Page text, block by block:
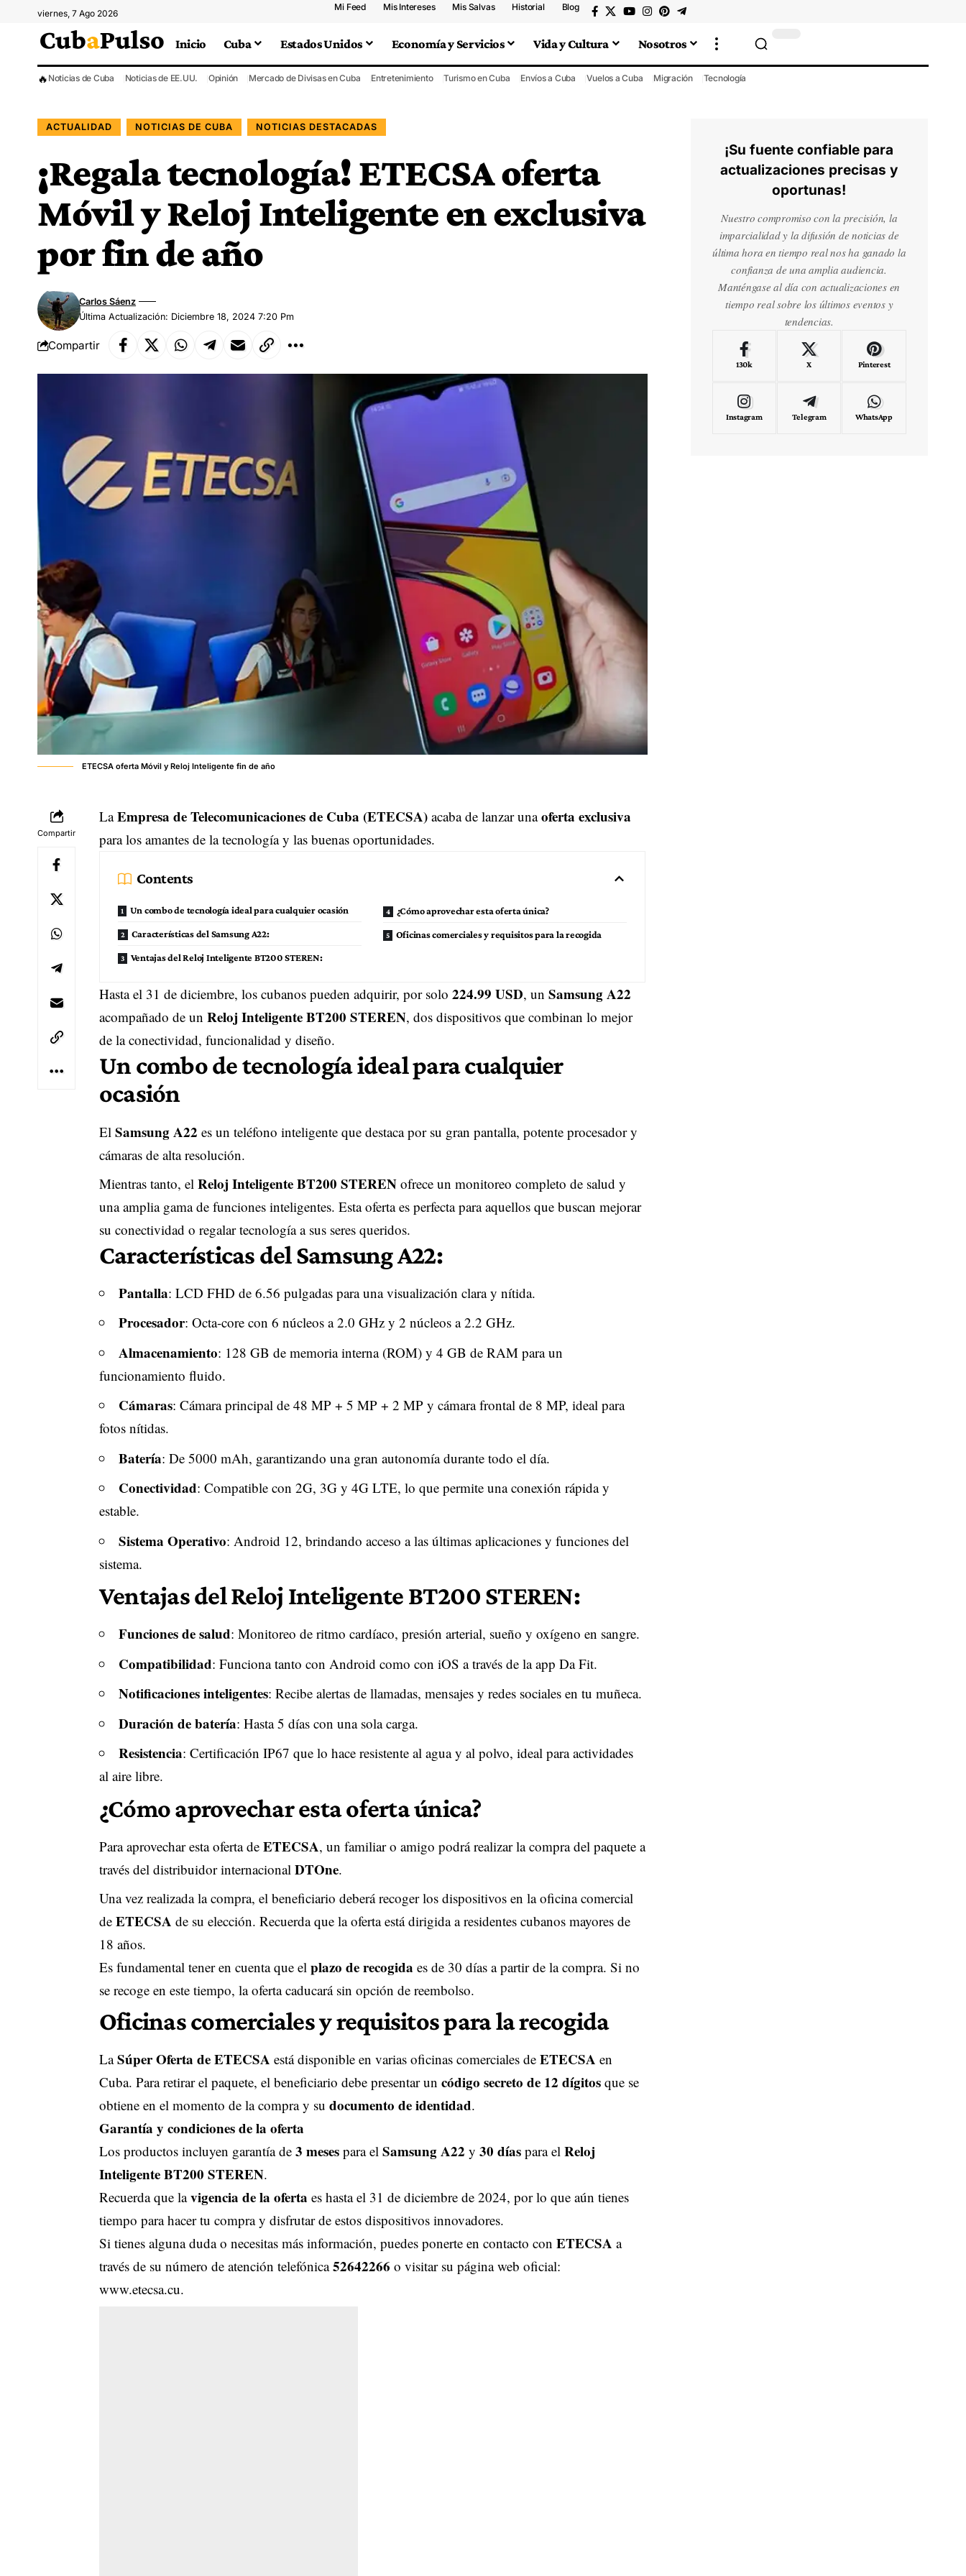
viernes, 7 Ago 2026
Mi Feed Mis Intereses Mis Salvas Historial Blog
Inicio Cuba Estados Unidos Economía y Servicios Vida y Cultura Nosotros
🔥 Noticias de Cuba Noticias de EE.UU. Opinión Mercado de Divisas en Cuba Entretenimiento Turismo en Cuba Envíos a Cuba Vuelos a Cuba Migración Tecnología
ACTUALIDAD NOTICIAS DE CUBA NOTICIAS DESTACADAS
¡Regala tecnología! ETECSA oferta
Móvil y Reloj Inteligente en exclusiva
por fin de año
Última Actualización: Diciembre 18, 2024 7:20 Pm
Carlos Sáenz
Compartir
ETECSA oferta Móvil y Reloj Inteligente fin de año
Compartir
LaEmpresa de Telecomunicaciones de Cuba (ETECSA)acaba de lanzar unaoferta exclusiva
para los amantes de la tecnología y las buenas oportunidades.
Contents
Un combo de tecnología ideal para cualquier ocasión
Características del Samsung A22:
Ventajas del Reloj Inteligente BT200 STEREN:
¿Cómo aprovechar esta oferta única?
Oficinas comerciales y requisitos para la recogida
Hasta el 31 de diciembre, los cubanos pueden adquirir, por solo 224.99 USD, un Samsung A22
acompañado de un Reloj Inteligente BT200 STEREN, dos dispositivos que combinan lo mejor
de la conectividad, funcionalidad y diseño.
Un combo de tecnología ideal para cualquier
ocasión
El Samsung A22 es un teléfono inteligente que destaca por su gran pantalla, potente procesador y
cámaras de alta resolución.
Mientras tanto, el Reloj Inteligente BT200 STERENofrece un monitoreo completo de salud y
una amplia gama de funciones inteligentes. Esta oferta es perfecta para aquellos que buscan mejorar
su conectividad o regalar tecnología a sus seres queridos.
Características del Samsung A22:
Pantalla: LCD FHD de 6.56 pulgadas para una visualización clara y nítida.
Procesador: Octa-core con 6 núcleos a 2.0 GHz y 2 núcleos a 2.2 GHz.
Almacenamiento: 128 GB de memoria interna (ROM) y 4 GB de RAM para un
funcionamiento fluido.
Cámaras: Cámara principal de 48 MP + 5 MP + 2 MP y cámara frontal de 8 MP, ideal para
fotos nítidas.
Batería: De 5000 mAh, garantizando una gran autonomía durante todo el día.
Conectividad: Compatible con 2G, 3G y 4G LTE, lo que permite una conexión rápida y
estable.
Sistema Operativo: Android 12, brindando acceso a las últimas aplicaciones y funciones del
sistema.
Ventajas del Reloj Inteligente BT200 STEREN:
Funciones de salud: Monitoreo de ritmo cardíaco, presión arterial, sueño y oxígeno en sangre.
Compatibilidad: Funciona tanto con Android como con iOS a través de la app Da Fit.
Notificaciones inteligentes: Recibe alertas de llamadas, mensajes y redes sociales en tu muñeca.
Duración de batería: Hasta 5 días con una sola carga.
Resistencia: Certificación IP67 que lo hace resistente al agua y al polvo, ideal para actividades
al aire libre.
¿Cómo aprovechar esta oferta única?
Para aprovechar esta oferta de ETECSA, un familiar o amigo podrá realizar la compra del paquete a
través del distribuidor internacional DTOne.
Una vez realizada la compra, el beneficiario deberá recoger los dispositivos en la oficina comercial
de ETECSA de su elección. Recuerda que la oferta está dirigida a residentes cubanos mayores de
18 años.
Es fundamental tener en cuenta que el plazo de recogida es de 30 días a partir de la compra. Si no
se recoge en este tiempo, la oferta caducará sin opción de reembolso.
Oficinas comerciales y requisitos para la recogida
LaSúper Oferta de ETECSA está disponible en varias oficinas comerciales de ETECSA en
Cuba. Para retirar el paquete, el beneficiario debe presentar un código secreto de 12 dígitosque se
obtiene en el momento de la compra y su documento de identidad.
Garantía y condiciones de la oferta
Los productos incluyen garantía de 3 mesespara el Samsung A22 y 30 díaspara el Reloj
Inteligente BT200 STEREN.
Recuerda que lavigencia de la oferta es hasta el 31 de diciembre de 2024, por lo que aún tienes
tiempo para hacer tu compra y disfrutar de estos dispositivos innovadores.
Si tienes alguna duda o necesitas más información, puedes ponerte en contacto con ETECSA a
través de su número de atención telefónica52642266 o visitar su página web oficial:
www.etecsa.cu.
¡Su fuente confiable para
actualizaciones precisas y
oportunas!
Nuestro compromiso con la precisión, la
imparcialidad y la difusión de noticias de
última hora en tiempo real nos ha ganado la
confianza de una amplia audiencia.
Manténgase al día con actualizaciones en
tiempo real sobre los últimos eventos y
tendencias.
130k X Pinterest
Instagram Telegram WhatsApp